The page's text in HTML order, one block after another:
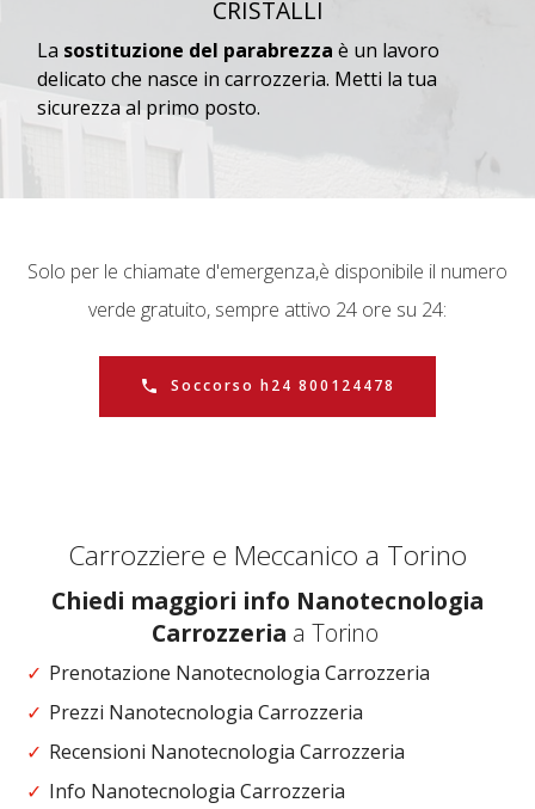
CRISTALLI
La sostituzione del parabrezza è un lavoro
delicato che nasce in carrozzeria. Metti la tua
sicurezza al primo posto.
Solo per le chiamate d'emergenza,è disponibile il numero
verde gratuito, sempre attivo 24 ore su 24:
Soccorso h24 800124478
Carrozziere e Meccanico a Torino
Chiedi maggiori info Nanotecnologia
Carrozzeria a Torino
Prenotazione Nanotecnologia Carrozzeria
Prezzi Nanotecnologia Carrozzeria
Recensioni Nanotecnologia Carrozzeria
Info Nanotecnologia Carrozzeria